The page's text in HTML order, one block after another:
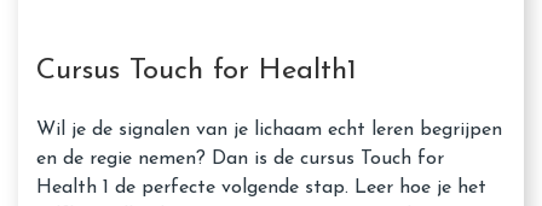
Cursus Touch for Health1
Wil je de signalen van je lichaam echt leren begrijpen
en de regie nemen? Dan is de cursus Touch for
Health 1 de perfecte volgende stap. Leer hoe je het